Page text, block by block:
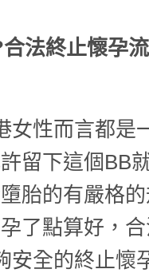
法終止懷孕
女性而言都是
留下這個BB
胎的有嚴格
了點算好，
安全的終止懷